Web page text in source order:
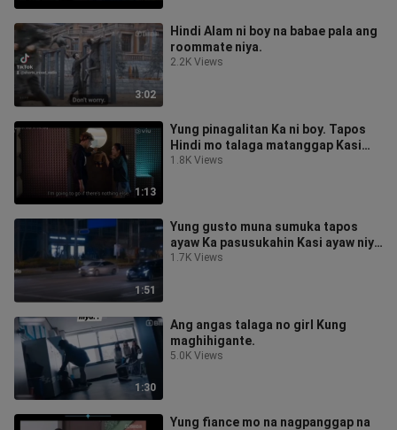
3:02
Hindi Alam ni boy na babae pala ang
roommate niya.
2.2K Views
1:13
Yung pinagalitan Ka ni boy. Tapos
Hindi mo talaga matanggap Kasi
pinagalitan Ka magalit Ka din.
1.8K Views
1:51
Yung gusto muna sumuka tapos
ayaw Ka pasusukahin Kasi ayaw niya
madumihan Yung car niya.
1.7K Views
1:30
Ang angas talaga no girl Kung
maghihigante.
5.0K Views
Yung fiance mo na nagpanggap na